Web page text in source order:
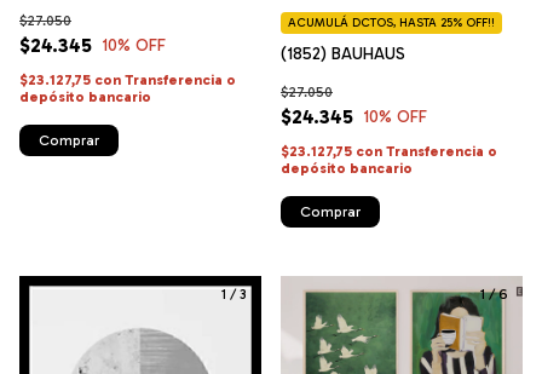
$24.345
$27.050
10% OFF
$23.127,75 con Transferencia o
depósito bancario
Comprar
(1852) BAUHAUS
$24.345
$27.050
10% OFF
ACUMULÁ DCTOS, HASTA 25% OFF!!
$23.127,75 con Transferencia o
depósito bancario
Comprar
1 / 3 1/6